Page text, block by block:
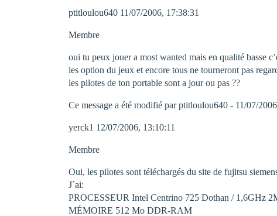
ptitloulou640 11/07/2006, 17:38:31
Membre
oui tu peux jouer a most wanted mais en qualité basse
les option du jeux et encore tous ne tourneront pas
les pilotes de ton portable sont a jour ou pas ??
Ce message a été modifié par ptitloulou640 - 11/07/
yerck1 12/07/2006, 13:10:11
Membre
Oui, les pilotes sont téléchargés du site de fujitsu
J´ai:
PROCESSEUR Intel Centrino 725 Dothan / 1,6GHz
MÉMOIRE 512 Mo DDR-RAM